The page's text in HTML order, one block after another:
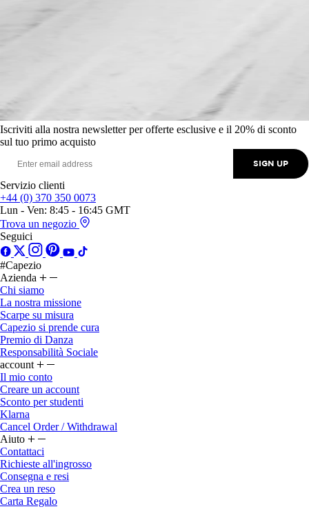
Iscriviti alla nostra newsletter per offerte esclusive e il 20% di sconto
sul tuo primo acquisto
SIGN UP
Servizio clienti
+44 (0) 370 350 0073
Lun - Ven: 8:45 - 16:45 GMT
Trova un negozio
Seguici
#Capezio
Azienda
Chi siamo
La nostra missione
Scarpe su misura
Capezio si prende cura
Premio di Danza
Responsabilità Sociale
account
Il mio conto
Creare un account
Sconto per studenti
Klarna
Cancel Order / Withdrawal
Aiuto
Contattaci
Richieste all'ingrosso
Consegna e resi
Crea un reso
Carta Regalo